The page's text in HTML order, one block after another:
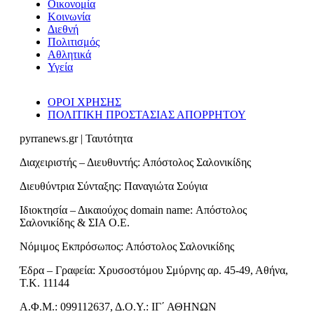
Οικονομία
Κοινωνία
Διεθνή
Πολιτισμός
Αθλητικά
Υγεία
ΟΡΟΙ ΧΡΗΣΗΣ
ΠΟΛΙΤΙΚΗ ΠΡΟΣΤΑΣΙΑΣ ΑΠΟΡΡΗΤΟΥ
pyrranews.gr | Ταυτότητα
Διαχειριστής – Διευθυντής: Απόστολος Σαλονικίδης
Διευθύντρια Σύνταξης: Παναγιώτα Σούγια
Ιδιοκτησία – Δικαιούχος domain name: Απόστολος
Σαλονικίδης & ΣΙΑ Ο.Ε.
Νόμιμος Εκπρόσωπος: Απόστολος Σαλονικίδης
Έδρα – Γραφεία: Χρυσοστόμου Σμύρνης αρ. 45-49, Αθήνα,
Τ.Κ. 11144
Α.Φ.Μ.: 099112637, Δ.Ο.Υ.: ΙΓ΄ ΑΘΗΝΩΝ